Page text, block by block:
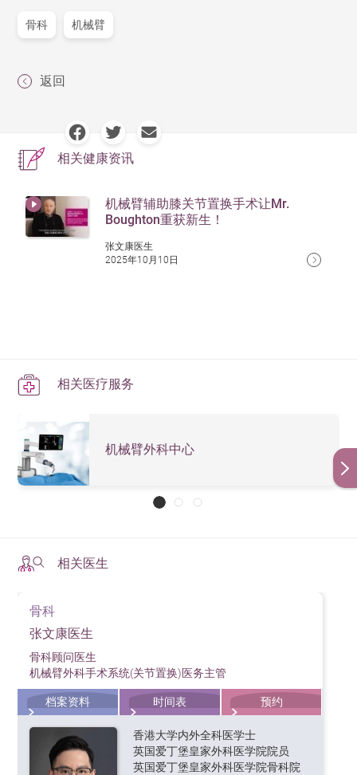
骨科 机械臂
返回
相关健康资讯
机械臂辅助膝关节置换手术让Mr.
Boughton重获新生！
张文康医生
2025年10月10日
相关医疗服务
机械臂外科中心
相关医生
骨科
张文康医生
骨科顾问医生
机械臂外科手术系统(关节置换)医务主管
档案资料 时间表 预约
香港大学内外全科医学士
英国爱丁堡皇家外科医学院院员
英国爱丁堡皇家外科医学院骨科院